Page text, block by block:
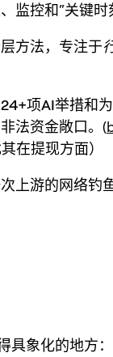
监控和“关键时
方法，专注于
24+项AI举措和
法资金敞口。(
在提现方面）
上游的网络钓
具象化的地方